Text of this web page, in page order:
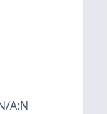
A:N